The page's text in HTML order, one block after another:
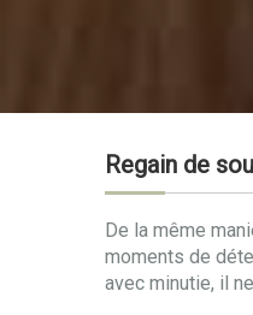
Regain de
De la même
moments de
avec minutie, il